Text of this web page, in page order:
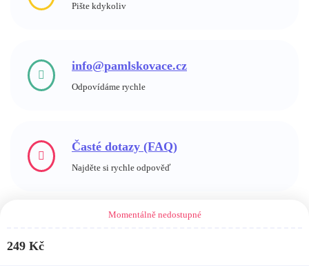
Momentálně nedostupné
249 Kč
Pište kdykoliv
info@pamlskovace.cz
Odpovídáme rychle
Časté dotazy (FAQ)
Najděte si rychle odpověď